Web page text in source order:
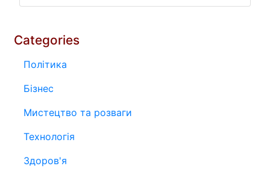
Categories
Політика
Бізнес
Мистецтво та розваги
Технологія
Здоров'я